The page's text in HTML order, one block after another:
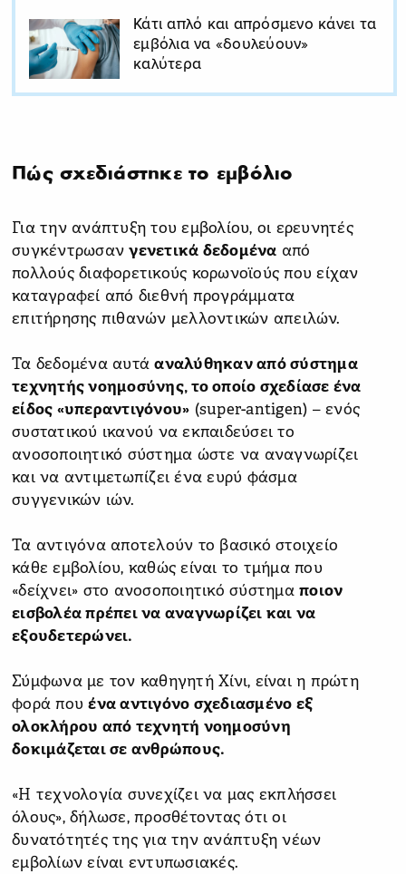
Κάτι απλό και απρόσμενο κάνει τα
εμβόλια να «δουλεύουν»
καλύτερα
Πώς σχεδιάστηκε το εμβόλιο
Για την ανάπτυξη του εμβολίου, οι ερευνητές
συγκέντρωσανγενετικά δεδομένα από
πολλούς διαφορετικούς κορωνοϊούς που είχαν
καταγραφεί από διεθνή προγράμματα
επιτήρησης πιθανών μελλοντικών απειλών.
Τα δεδομένα αυτάαναλύθηκαν από σύστημα
τεχνητής νοημοσύνης, το οποίο σχεδίασε ένα
είδος «υπεραντιγόνου» (super-antigen) – ενός
συστατικού ικανού να εκπαιδεύσει το
ανοσοποιητικό σύστημα ώστε να αναγνωρίζει
και να αντιμετωπίζει ένα ευρύ φάσμα
συγγενικών ιών.
Τα αντιγόνα αποτελούν το βασικό στοιχείο
κάθε εμβολίου, καθώς είναι το τμήμα που
«δείχνει» στο ανοσοποιητικό σύστημα ποιον
εισβολέα πρέπει να αναγνωρίζει και να
εξουδετερώνει.
Σύμφωνα με τον καθηγητή Χίνι, είναι η πρώτη
φορά πουένα αντιγόνο σχεδιασμένο εξ
ολοκλήρου από τεχνητή νοημοσύνη
δοκιμάζεται σε ανθρώπους.
«Η τεχνολογία συνεχίζει να μας εκπλήσσει
όλους», δήλωσε, προσθέτοντας ότι οι
δυνατότητές της για την ανάπτυξη νέων
εμβολίων είναι εντυπωσιακές.